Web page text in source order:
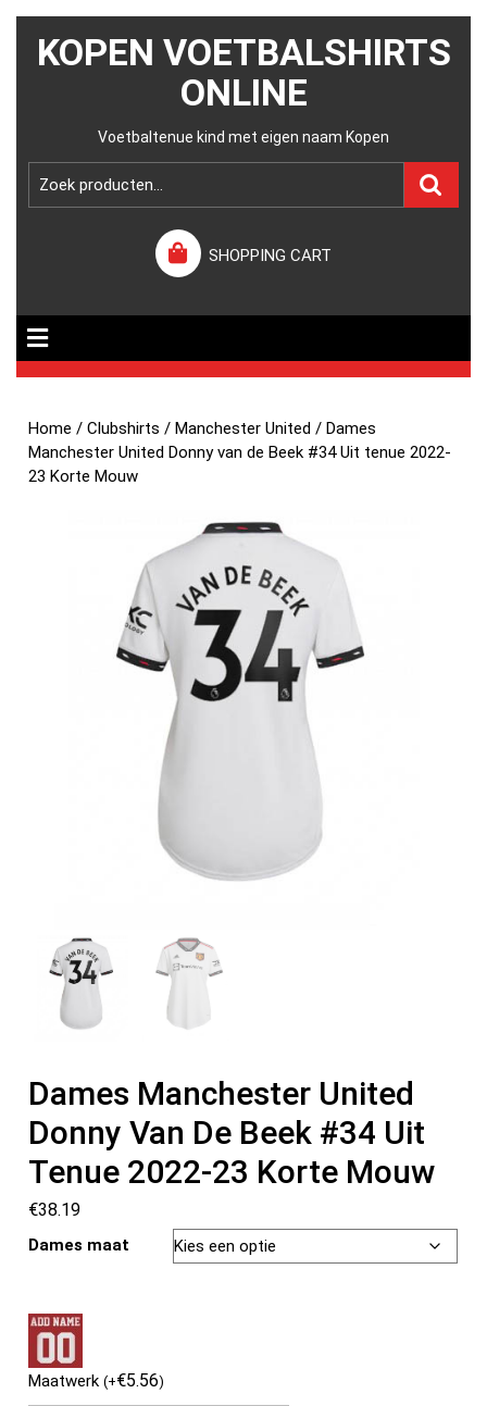
KOPEN VOETBALSHIRTS
ONLINE
Voetbaltenue kind met eigen naam Kopen
SHOPPING CART
Home /Clubshirts /Manchester United / Dames
Manchester United Donny van de Beek #34 Uit tenue 2022-
23 Korte Mouw
Dames Manchester United
Donny Van De Beek #34 Uit
Tenue 2022-23 Korte Mouw
€38.19
Dames maat
Maatwerk(+€5.56)